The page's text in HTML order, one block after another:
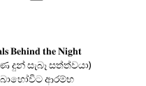
𝐁𝐞𝐡𝐢𝐧𝐝 𝐭𝐡𝐞 𝐍𝐢𝐠𝐡𝐭
පණ දුන් සැබෑ සත්ත්වයා)
ආරම්භ